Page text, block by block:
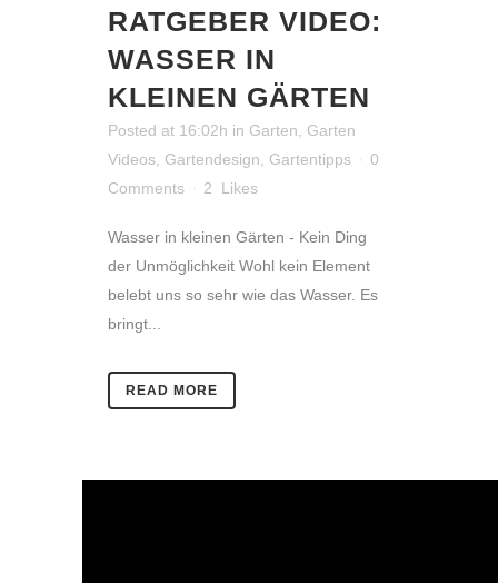
RATGEBER VIDEO:
WASSER IN
KLEINEN GÄRTEN
Posted at 16:02h in Garten
Garten
Videos Gartendesign Gartentipps
0
Comments
2 Likes
Wasser in kleinen Gärten - Kein Ding
der Unmöglichkeit Wohl kein Element
belebt uns so sehr wie das Wasser. Es
bringt...
READ MORE